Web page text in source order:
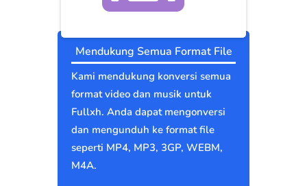
Mendukung Semua Format File
Kami mendukung konversi semua
format video dan musik untuk
Fullxh. Anda dapat mengonversi
dan mengunduh ke format file
seperti MP4, MP3, 3GP, WEBM,
M4A.